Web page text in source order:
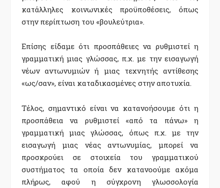
κατάλληλες κοινωνικές προϋποθέσεις, όπως
στην περίπτωση του «βουλεύτρια».
Επίσης είδαμε ότι προσπάθειες να ρυθμιστεί η
γραμματική μιας γλώσσας, π.χ. με την εισαγωγή
νέων αντωνυμιών ή μιας τεχνητής αντίθεσης
«ως/σαν», είναι καταδικασμένες στην αποτυχία.
Τέλος, σημαντικό είναι να κατανοήσουμε ότι η
προσπάθεια να ρυθμιστεί «από τα πάνω» η
γραμματική μιας γλώσσας, όπως π.χ. με την
εισαγωγή μιας νέας αντωνυμίας, μπορεί να
προσκρούει σε στοιχεία του γραμματικού
συστήματος τα οποία δεν κατανοούμε ακόμα
πλήρως, αφού η σύγχρονη γλωσσολογία